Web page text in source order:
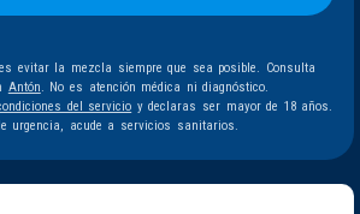
evitar la mezcla siempre que sea posible. Consulta
Antón. No es atención médica ni diagnóstico.
del servicio y declaras ser mayor de 18 años.
urgencia, acude a servicios sanitarios.